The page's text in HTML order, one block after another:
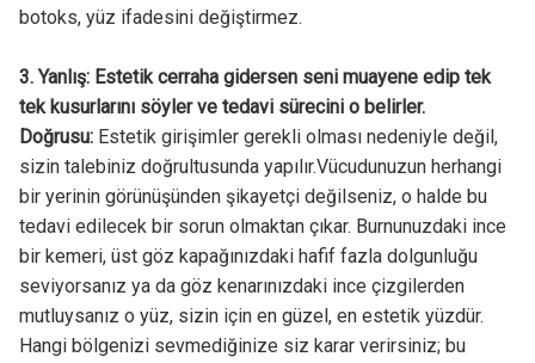
botoks, yüz ifadesini değiştirmez.
3. Yanlış: Estetik cerraha gidersen seni muayene edip tek
tek kusurlarını söyler ve tedavi sürecini o belirler.
Doğrusu:Estetik girişimler gerekli olması nedeniyle değil,
sizin talebiniz doğrultusunda yapılır.Vücudunuzun herhangi
bir yerinin görünüşünden şikayetçi değilseniz, o halde bu
tedavi edilecek bir sorun olmaktan çıkar. Burnunuzdaki ince
bir kemeri, üst göz kapağınızdaki hafif fazla dolgunluğu
seviyorsanız ya da göz kenarınızdaki ince çizgilerden
mutluysanız o yüz, sizin için en güzel, en estetik yüzdür.
Hangi bölgenizi sevmediğinize siz karar verirsiniz; bu